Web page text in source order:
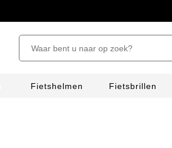
Fietshelmen Fietsbrillen